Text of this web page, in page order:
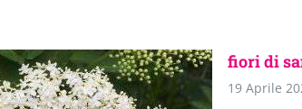
fiori di
19 Aprile